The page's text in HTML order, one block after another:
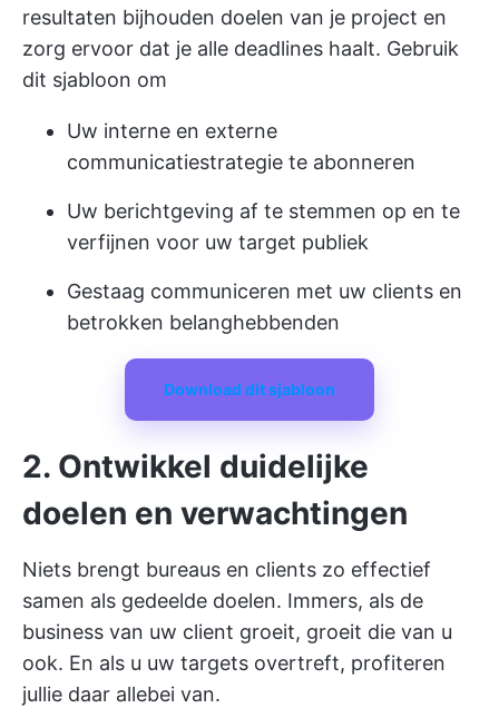
resultaten bijhouden doelen van je project en
zorg ervoor dat je alle deadlines haalt. Gebruik
dit sjabloon om
Uw interne en externe
communicatiestrategie te abonneren
Uw berichtgeving af te stemmen op en te
verfijnen voor uw target publiek
Gestaag communiceren met uw clients en
betrokken belanghebbenden
Download dit sjabloon
2. Ontwikkel duidelijke
doelen en verwachtingen
Niets brengt bureaus en clients zo effectief
samen als gedeelde doelen. Immers, als de
business van uw client groeit, groeit die van u
ook. En als u uw targets overtreft, profiteren
jullie daar allebei van.